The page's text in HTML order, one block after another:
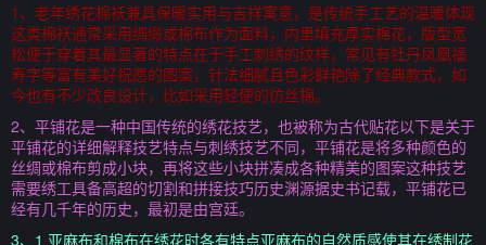
1、老年绣花棉袄兼具保暖实用与吉祥寓意，是传统手工艺的温暖体现
这类棉袄通常采用绸缎或棉布作为面料，内里填充厚实棉花，版型宽
松便于穿着其最显著的特点在于手工刺绣的纹样，常见有牡丹凤凰福
寿字等富有美好祝愿的图案，针法细腻且色彩鲜艳除了经典款式，如
今也有不少改良设计，比如采用轻便的仿丝棉。
2、平铺花是一种中国传统的绣花技艺，也被称为古代贴花以下是关于
平铺花的详细解释技艺特点与刺绣技艺不同，平铺花是将多种颜色的
丝绸或棉布剪成小块，再将这些小块拼凑成各种精美的图案这种技艺
需要绣工具备高超的切割和拼接技巧历史渊源据史书记载，平铺花已
经有几千年的历史，最初是由宫廷。
3、1 亚麻布和棉布在绣花时各有特点亚麻布的自然质感使其在绣制花